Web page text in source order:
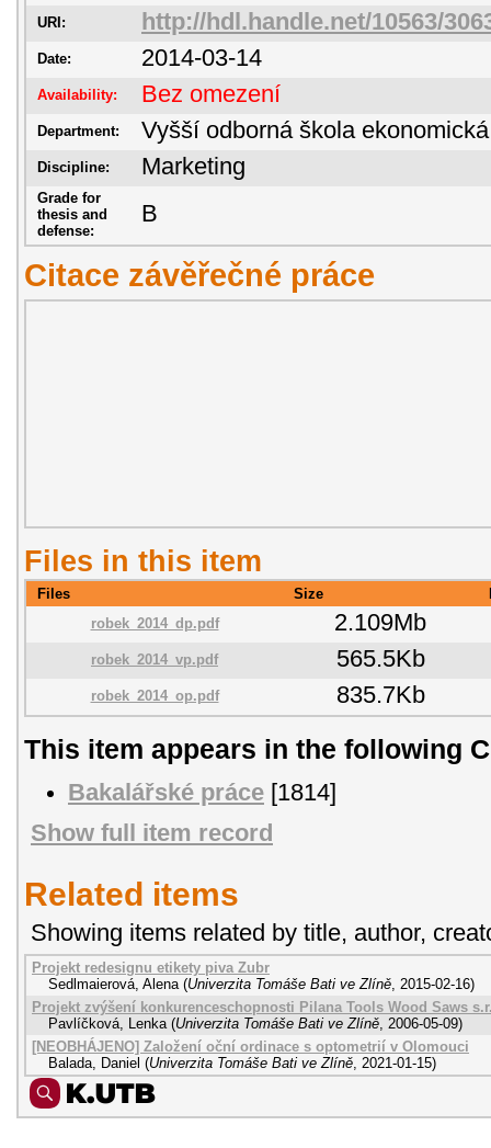
URI: http://hdl.handle.net/10563/
Date: 2014-03-14
Availability: Bez omezení
Department: Vyšší odborná škola ekonomická
Discipline: Marketing
Grade for
thesis and
defense:
B
Citace závěřečné práce
Files in this item
Files Size
robek_2014_dp.pdf
2.109Mb
robek_2014_vp.pdf 565.5Kb
robek_2014_op.pdf 835.7Kb
This item appears in the following
Bakalářské práce [1814]
Show full item record
Related items
Showing items related by title, author,
Projekt redesignu etikety piva Zubr
Sedlmaierová, Alena (Univerzita Tomáše Bati ve Zlíně, 2015-02-16)
Projekt zvýšení konkurenceschopnosti Pilana Tools Wood Saws
Pavlíčková, Lenka (Univerzita Tomáše Bati ve Zlíně, 2006-05-09)
[NEOBHÁJENO] Založení oční ordinace s optometrií v Olomouci
Balada, Daniel (Univerzita Tomáše Bati ve Zlíně, 2021-01-15)